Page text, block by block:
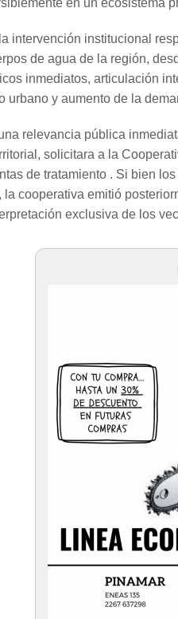
en un ecosistema
intervención institucional
de agua de la región,
inmediatos, articulación
urbano y aumento de la
relevancia pública
solicitara a la
de tratamiento . Si bien
cooperativa emitió
exclusiva de los